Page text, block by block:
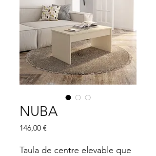
NUBA
146,00 €
Taula de centre elevable que